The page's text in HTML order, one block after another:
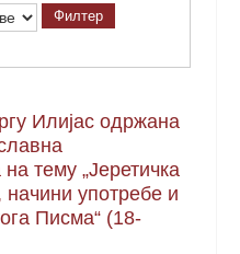
Филтер
Илијас одржана
тему „Јеретичка
употребе и
Писма“ (18-